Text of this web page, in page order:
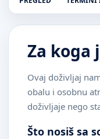
Za koga
Ovaj doživljaj
obalu i osobnu
doživljaje nego
Što nosiš sa